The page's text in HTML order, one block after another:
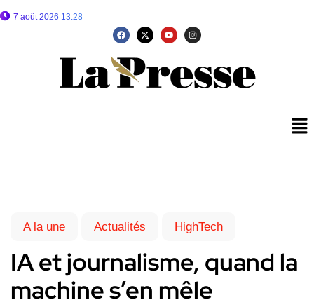
7 août 2026 13:28
A la une Actualités HighTech
IA et journalisme, quand la
machine s’en mêle